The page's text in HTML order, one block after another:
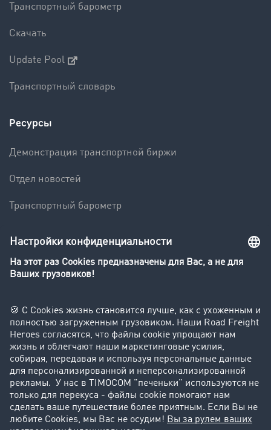
Транспортный барометр
Скачать
Update Pool
Транспортный словарь
Ресурсы
Демонстрация транспортной биржи
Отдел новостей
Транспортный барометр
Компания
Истории успеха
Поддержка
Поддержка
Юридическая информация